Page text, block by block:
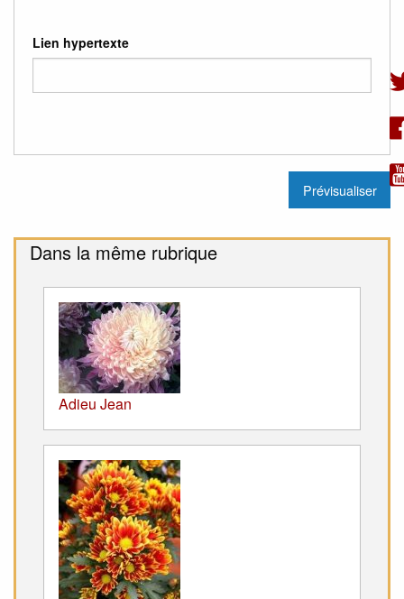
Lien hypertexte
Dans la même rubrique
Adieu Jean